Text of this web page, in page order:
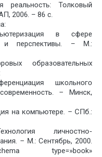
реальность: Толковый
2006. – 86 с.
в сфере
и перспективы. – М.:
образовательных
школьного
– Минск,
на компьютере. – СПб.:
личностно-
– М.: Сентябрь, 2000.
type=»book»